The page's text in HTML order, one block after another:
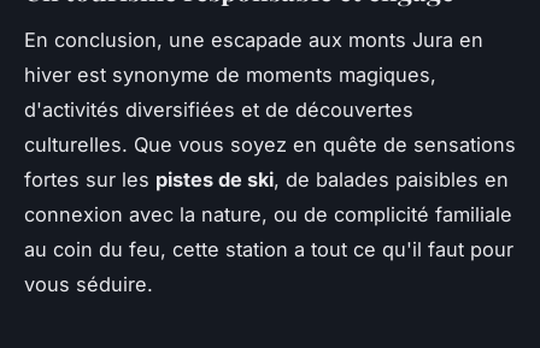
En conclusion, une escapade aux monts Jura en
hiver est synonyme de moments magiques,
d'activités diversifiées et de découvertes
culturelles. Que vous soyez en quête de sensations
fortes sur les pistes de ski, de balades paisibles en
connexion avec la nature, ou de complicité familiale
au coin du feu, cette station a tout ce qu'il faut pour
vous séduire.